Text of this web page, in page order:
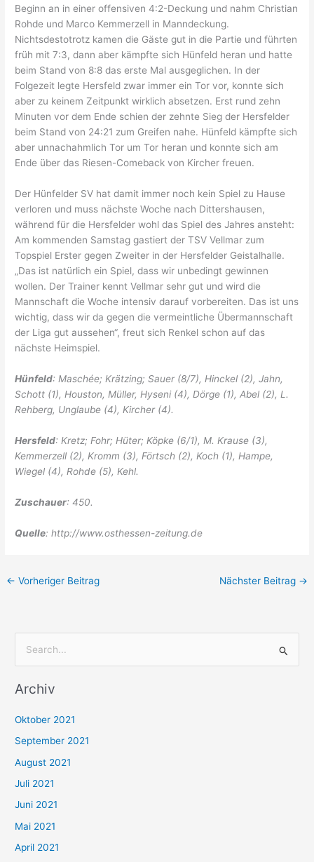
Beginn an in einer offensiven 4:2-Deckung und nahm Christian
Rohde und Marco Kemmerzell in Manndeckung.
Nichtsdestotrotz kamen die Gäste gut in die Partie und führten
früh mit 7:3, dann aber kämpfte sich Hünfeld heran und hatte
beim Stand von 8:8 das erste Mal ausgeglichen. In der
Folgezeit legte Hersfeld zwar immer ein Tor vor, konnte sich
aber zu keinem Zeitpunkt wirklich absetzen. Erst rund zehn
Minuten vor dem Ende schien der zehnte Sieg der Hersfelder
beim Stand von 24:21 zum Greifen nahe. Hünfeld kämpfte sich
aber unnachahmlich Tor um Tor heran und konnte sich am
Ende über das Riesen-Comeback von Kircher freuen.
Der Hünfelder SV hat damit immer noch kein Spiel zu Hause
verloren und muss nächste Woche nach Dittershausen,
während für die Hersfelder wohl das Spiel des Jahres ansteht:
Am kommenden Samstag gastiert der TSV Vellmar zum
Topspiel Erster gegen Zweiter in der Hersfelder Geistalhalle.
„Das ist natürlich ein Spiel, dass wir unbedingt gewinnen
wollen. Der Trainer kennt Vellmar sehr gut und wird die
Mannschaft die Woche intensiv darauf vorbereiten. Das ist uns
wichtig, dass wir da gegen die vermeintliche Übermannschaft
der Liga gut aussehen“, freut sich Renkel schon auf das
nächste Heimspiel.
Hünfeld: Maschée; Krätzing; Sauer (8/7), Hinckel (2), Jahn,
Schott (1), Houston, Müller, Hyseni (4), Dörge (1), Abel (2), L.
Rehberg, Unglaube (4), Kircher (4).
Hersfeld: Kretz; Fohr; Hüter; Köpke (6/1), M. Krause (3),
Kemmerzell (2), Kromm (3), Förtsch (2), Koch (1), Hampe,
Wiegel (4), Rohde (5), Kehl.
Zuschauer: 450.
Quelle: http://www.osthessen-zeitung.de
← Vorheriger Beitrag Nächster Beitrag →
c
n
n
a
c
h
:
Archiv
Oktober 2021
September 2021
August 2021
Juli 2021
Juni 2021
Mai 2021
April 2021